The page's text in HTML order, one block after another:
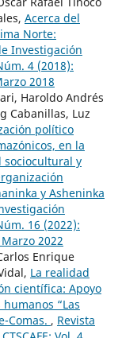
Acerca del
Norte:
Investigación
4 (2018):
2018
Haroldo Andrés
Cabanillas, Luz
político
en la
sociocultural y
y Asheninka
16 (2022):
Marzo 2022
Enrique
La realidad
científica: Apoyo
“Las
Comas. , Revista